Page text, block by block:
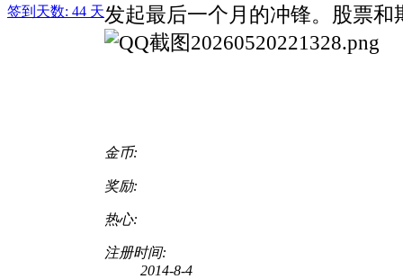
签到天数: 44 天发起最后一个月的冲锋。股票
金币:
奖励:
热心:
注册时间:
2014-8-4